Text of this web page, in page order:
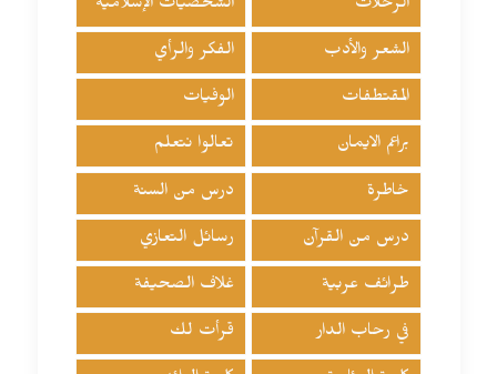
الرحلات الشخصيات الإسلامية
الشعر والأدب الفكر والرأي
المقتطفات الوفيات
براعم الايمان تعالوا نتعلم
خاطرة درس من السنة
درس من القرآن رسائل التعازي
طرائف عربية غلاف الصحيفة
في رحاب الدار قرأت لك